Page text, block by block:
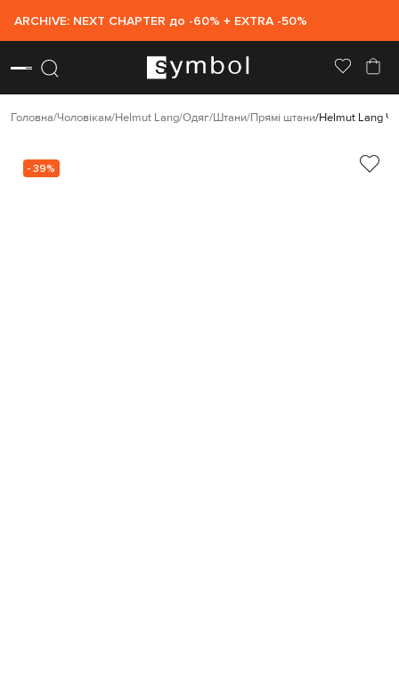
ARCHIVE: NEXT CHAPTER до -60% + EXTRA -50%
Головна Чоловікам Helmut Lang Одяг Штани Прямі штани Helmut Lang
- 39%